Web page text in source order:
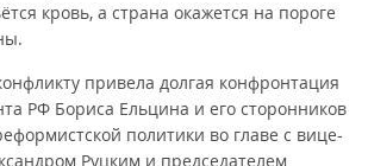
кровь, а страна окажется на пороге
привела долгая конфронтация
РФ Бориса Ельцина и его сторонников
политики во главе с вице-
Руцким и председателем